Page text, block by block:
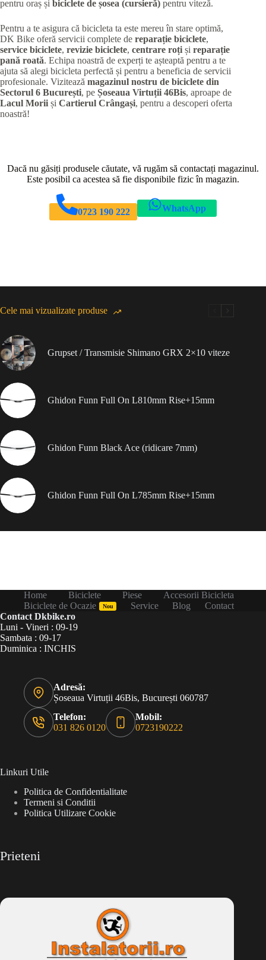
pentru oraș și biciclete de șosea (cursieră) pentru viteză.
Pentru a te asigura că bicicleta ta este mereu în stare optimă,
DK Bike oferă servicii complete de reparație biciclete,
service biciclete, revizie biciclete, centrare roți și reparație
pană roată. Echipa noastră de experți te așteaptă pentru a te
ajuta să alegi bicicleta perfectă și pentru a beneficia de servicii
profesionale. Vizitează magazinul nostru de biciclete din
Sectorul 6 București, pe Șoseaua Virtuții 46Bis, aproape de
Lacul Morii și Cartierul Crângași, pentru a descoperi oferta
noastră!
Dacă nu găsiți produsele căutate, vă rugăm să contactați magazinul.
Este posibil ca acestea să fie disponibile fizic în magazin.
0723 190 222 WhatsApp
Cele mai vizualizate produse
Grupset / Transmisie Shimano GRX 2×10 viteze
Ghidon Funn Full On L810mm Rise+15mm
Ghidon Funn Black Ace (ridicare 7mm)
Ghidon Funn Full On L785mm Rise+15mm
Home Biciclete Piese
Accesorii Bicicleta
Biciclete de Ocazie
Nou Service Blog
Contact
Contact Dkbike.ro
Luni - Vineri : 09-19
Sambata : 09-17
Duminica : INCHIS
Adresă:
Șoseaua Virtuții 46Bis, București 060787
Telefon:
031 826 0120
Mobil:
0723190222
Linkuri Utile
Politica de Confidentialitate
Termeni si Conditii
Politica Utilizare Cookie
Prieteni